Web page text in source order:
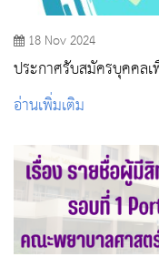
18 Nov 2024
ประกาศรับสมัครบุคคลเ
อ่านเพิ่มเติม